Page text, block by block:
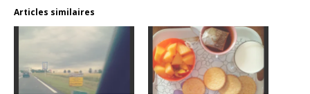
Articles similaires